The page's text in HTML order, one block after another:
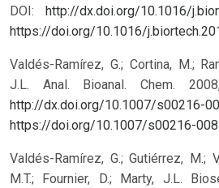
DOI:
http://dx.doi.org/10.1016/
https://doi.org/10.1016/
Valdés-Ramírez, G.; Cortina, M.;
J.L. Anal. Bioanal. Chem.
http://dx.doi.org/10.1007/s00216-
https://doi.org/10.1007/s00216-
Valdés-Ramírez, G.; Gutiérrez, M.;
M.T.; Fournier, D.; Marty, J.L.